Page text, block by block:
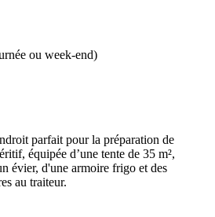
ou week-end)
parfait pour la préparation de
équipée d’une tente de 35 m²,
évier, d'une armoire frigo et des
au traiteur.